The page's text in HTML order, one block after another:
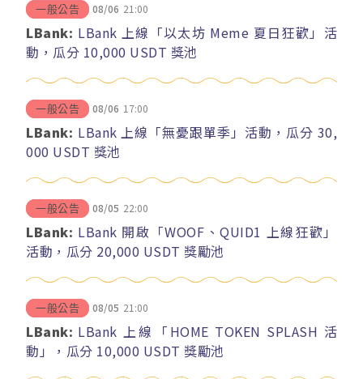
一般公告 08/06 21:00
LBank: LBank 上線「以太坊 Meme 夏日狂歡」活
動，瓜分 10,000 USDT 獎池
一般公告 08/06 17:00
LBank: LBank 上線「無憂跟單季」活動，瓜分 30,
000 USDT 獎池
一般公告 08/05 22:00
LBank: LBank 開啟「WOOF、QUID1 上線狂歡」
活動，瓜分 20,000 USDT 獎勵池
一般公告 08/05 21:00
LBank: LBank 上線「HOME TOKEN SPLASH 活
動」，瓜分 10,000 USDT 獎勵池